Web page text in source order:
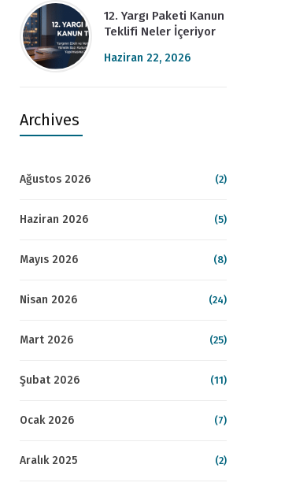
12. Yargı Paketi Kanun
Teklifi Neler İçeriyor
Haziran 22, 2026
Archives
Ağustos 2026 (2)
Haziran 2026 (5)
Mayıs 2026 (8)
Nisan 2026 (24)
Mart 2026 (25)
Şubat 2026 (11)
Ocak 2026 (7)
Aralık 2025 (2)